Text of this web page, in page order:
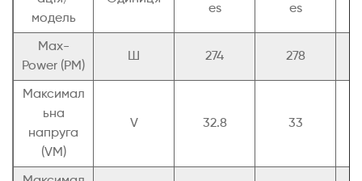
модель
es
es
Max-
Power (PM)
Ш 274 278
Максимал
ьна
напруга
(VM)
V 32.8 33